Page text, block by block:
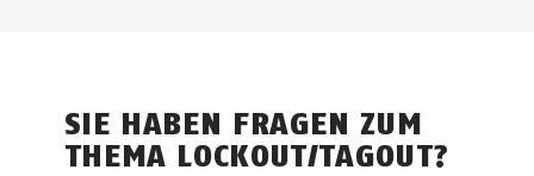
SIE HABEN FRAGEN ZUM
THEMA LOCKOUT/TAGOUT?